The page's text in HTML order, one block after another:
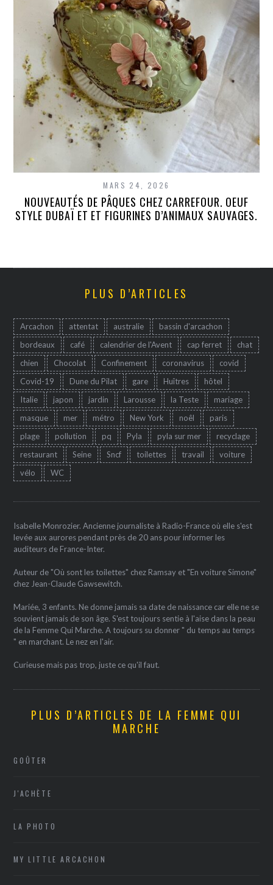
MARS 24, 2026
NOUVEAUTÉS DE PÂQUES CHEZ CARREFOUR. OEUF
STYLE DUBAÏ ET ET FIGURINES D’ANIMAUX SAUVAGES.
PLUS D’ARTICLES
Arcachon attentat australie
bassin d'arcachon
bordeaux
café calendrier de l'Avent cap ferret
chat
chien
Chocolat Confinement coronavirus
covid
Covid-19
Dune du Pilat gare Huîtres
hôtel
Italie
japon jardin Larousse la Teste
mariage
masque
mer métro New York noêl
paris
plage
pollution pq Pyla pyla sur mer
recyclage
restaurant
Seine Sncf toilettes travail
voiture
vélo
WC
Isabelle Monrozier. Ancienne journaliste à Radio-France où elle s'est
levée aux aurores pendant près de 20 ans pour informer les
auditeurs de France-Inter.
Auteur de "Où sont les toilettes" chez Ramsay et "En voiture Simone"
chez Jean-Claude Gawsewitch.
Mariée, 3 enfants. Ne donne jamais sa date de naissance car elle ne se
souvient jamais de son âge. S'est toujours sentie à l'aise dans la peau
de la Femme Qui Marche. A toujours su donner " du temps au temps
" en marchant. Le nez en l'air.
Curieuse mais pas trop, juste ce qu'il faut.
PLUS D’ARTICLES DE LA FEMME QUI
MARCHE
GOÛTER
J'ACHÈTE
LA PHOTO
MY LITTLE ARCACHON